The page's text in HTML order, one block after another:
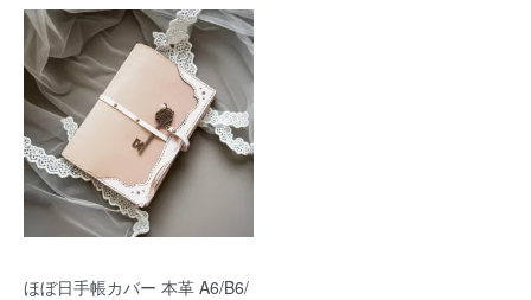
ほぼ日手帳カバー 本革 A6/B6/